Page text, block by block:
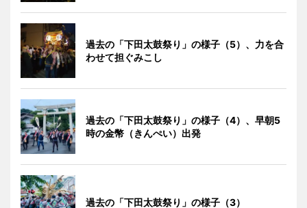
過去の「下田太鼓祭り」の様子（5）、力を合
わせて担ぐみこし
過去の「下田太鼓祭り」の様子（4）、早朝5
時の金幣（きんぺい）出発
過去の「下田太鼓祭り」の様子（3）